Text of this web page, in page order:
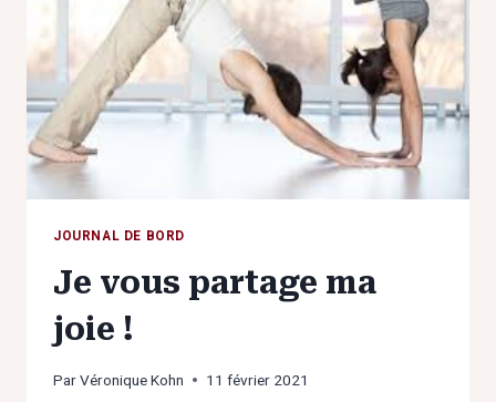
JOURNAL DE BORD
Je vous partage ma
joie !
ParVéronique Kohn 11 février 2021